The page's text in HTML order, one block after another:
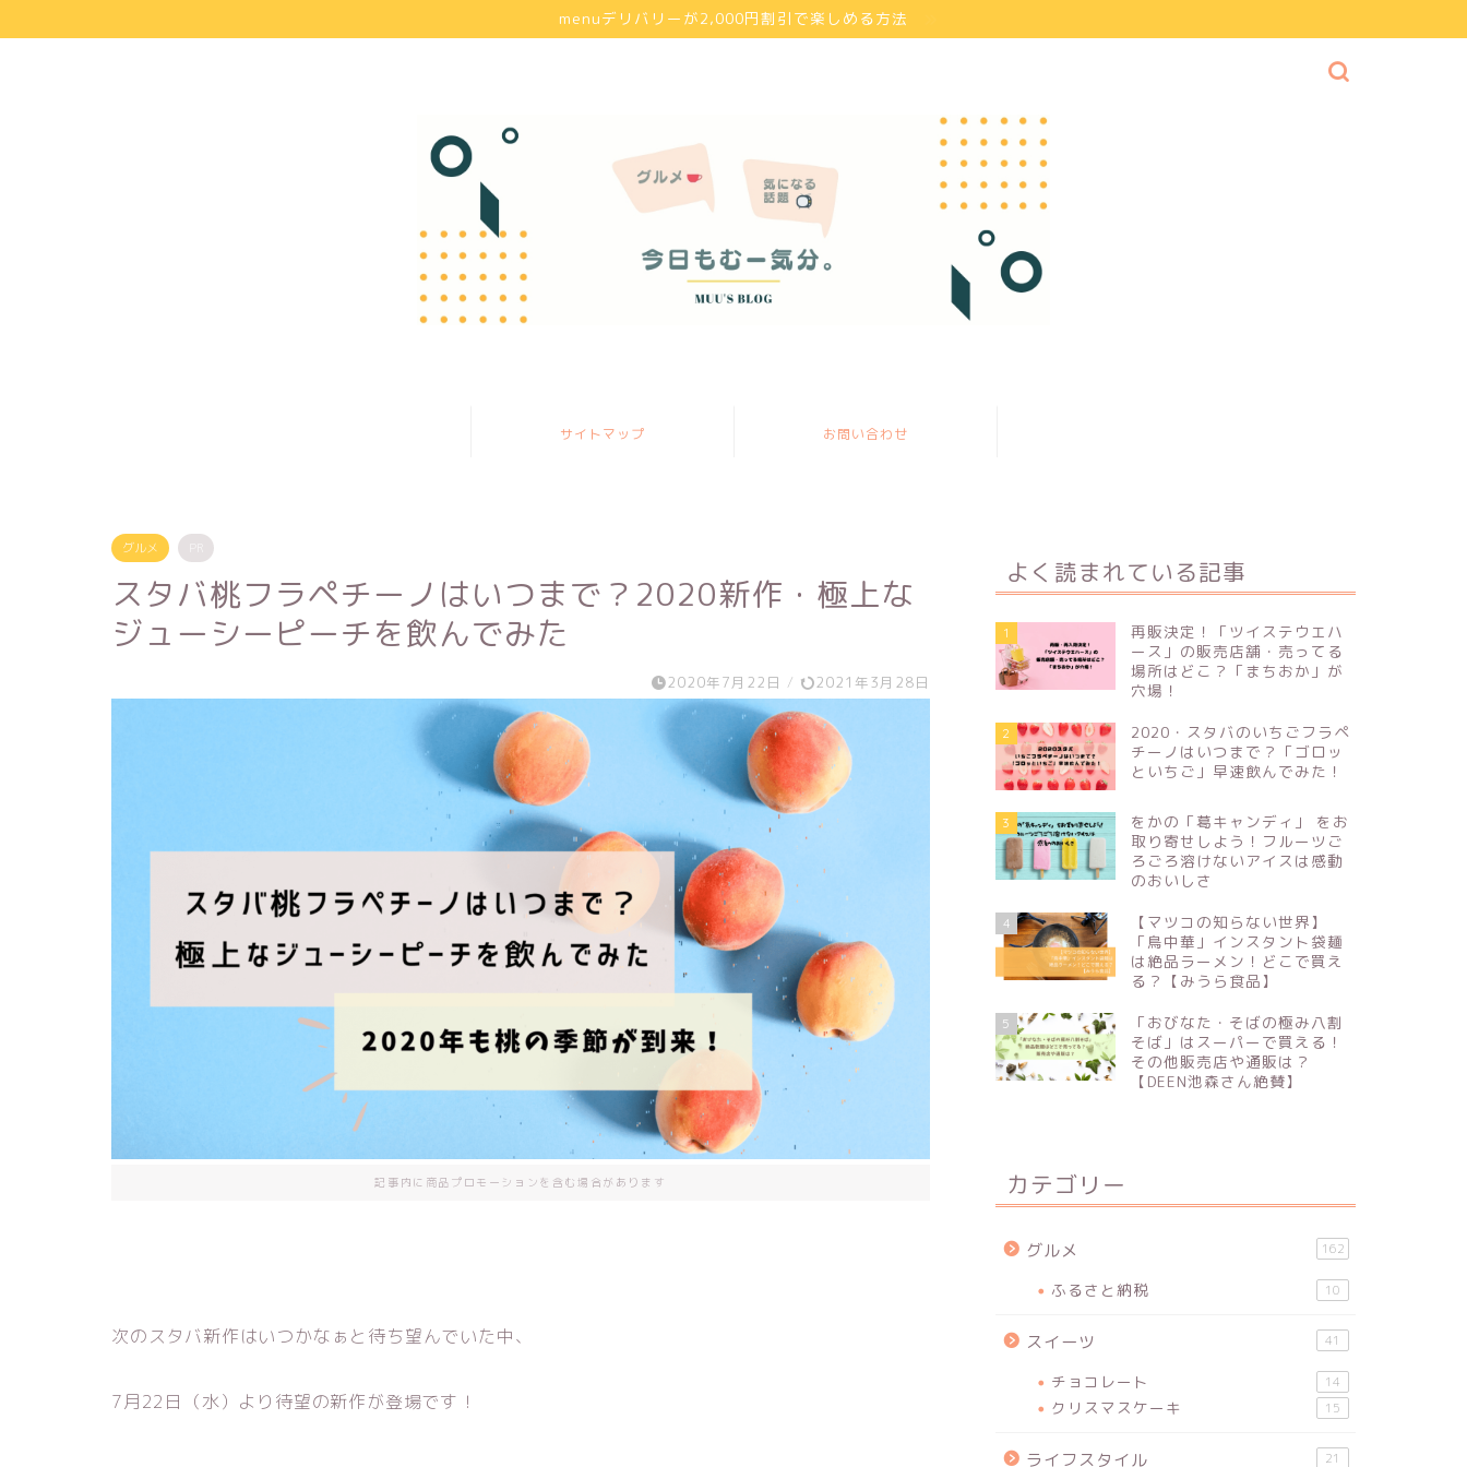
menuデリバリーが2,000円割引で楽しめる方法
サイトマップ お問い合わせ
グルメ
スタバ桃フラペチーノはいつまで？2020新作・極上な
ジューシーピーチを飲んでみた
2020年7月22日 / 2021年3月28日
記事内に商品プロモーションを含む場合があります
次のスタバ新作はいつかなぁと待ち望んでいた中、
7月22日（水）より待望の新作が登場です！
よく読まれている記事
1
再販決定！「ツイステウエハ
ース」の販売店舗・売ってる
場所はどこ？「まちおか」が
穴場！
2
2020・スタバのいちごフラペ
チーノはいつまで？「ゴロッ
といちご」早速飲んでみた！
3
をかの「葛キャンディ」 をお
取り寄せしよう！フルーツご
ろごろ溶けないアイスは感動
のおいしさ
4
【マツコの知らない世界】
「鳥中華」インスタント袋麺
は絶品ラーメン！どこで買え
る？【みうら食品】
5
「おびなた・そばの極み八割
そば」はスーパーで買える！
その他販売店や通販は？
【DEEN池森さん絶賛】
カテゴリー
グルメ 162
ふるさと納税 10
スイーツ 41
チョコレート 14
クリスマスケーキ 15
ライフスタイル 21